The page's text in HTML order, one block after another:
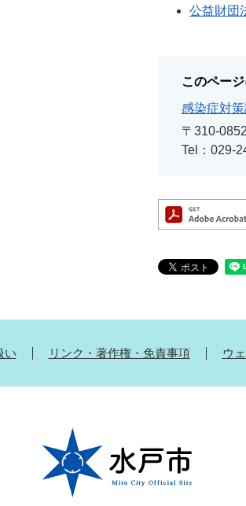
公益財団
このペー
感染症対策
〒310-0852
Tel：029-
い リンク・著作権・免責事項 ウ